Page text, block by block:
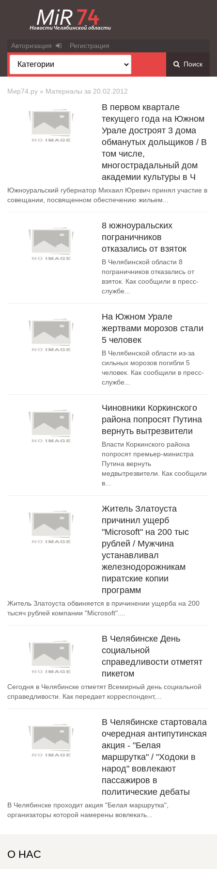
Авторизация Регистрация
Поиск
Мир74.ру » Материалы за 20.02.2012
В первом квартале
текущего года на Южном
Урале достроят 3 дома
обманутых дольщиков / В
том числе,
многострадальный дом
академии культуры в Ч
Южноуральский губернатор Михаил Юревич принял участие в
совещании, посвященном обеспечению жильем...
8 южноуральских
пограничников
отказались от взяток
В Челябинской области 8
пограничников отказались от
взяток. Как сообщили в пресс-
службе...
На Южном Урале
жертвами морозов стали
5 человек
В Челябинской области из-за
сильных морозов погибли 5
человек. Как сообщили в пресс-
службе...
Чиновники Коркинского
района попросят Путина
вернуть вытрезвители
Власти Коркинского района
попросят премьер-министра
Путина вернуть
медвытрезвители. Как сообщили
в...
Житель Златоуста
причинил ущерб
"Microsoft" на 200 тыс
рублей / Мужчина
устанавливал
железнодорожникам
пиратские копии
программ
Житель Златоуста обвиняется в причинении ущерба на 200
тысяч рублей компании "Microsoft"....
В Челябинске День
социальной
справедливости отметят
пикетом
Сегодня в Челябинске отметят Всемирный день социальной
справедливости. Как передает корреспондент,...
В Челябинске стартовала
очередная антипутинская
акция - "Белая
маршрутка" / "Ходоки в
народ" вовлекают
пассажиров в
политические дебаты
В Челябинске проходит акция "Белая маршрутка",
организаторы которой намерены вовлекать...
О НАС